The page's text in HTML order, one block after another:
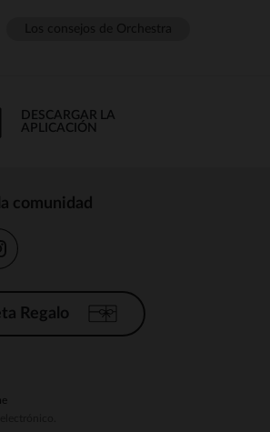
DESCARGAR LA
APLICACIÓN
comunidad
Regalo